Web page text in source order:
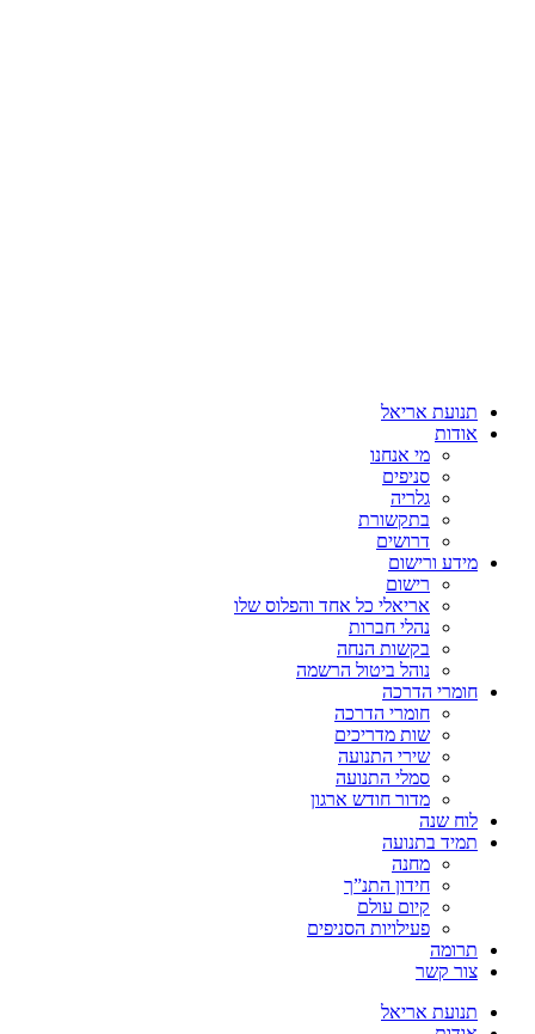
תנועת אריאל
אודות
מי אנחנו
סניפים
גלריה
בתקשורת
דרושים
מידע ורישום
רישום
אריאלי כל אחד והפלוס שלו
נהלי חברות
בקשות הנחה
נוהל ביטול הרשמה
חומרי הדרכה
חומרי הדרכה
שות מדריכים
שירי התנועה
סמלי התנועה
מדור חודש ארגון
לוח שנה
תמיד בתנועה
מחנה
חידון התנ”ך
קיום עולם
פעילויות הסניפים
תרומה
צור קשר
תנועת אריאל